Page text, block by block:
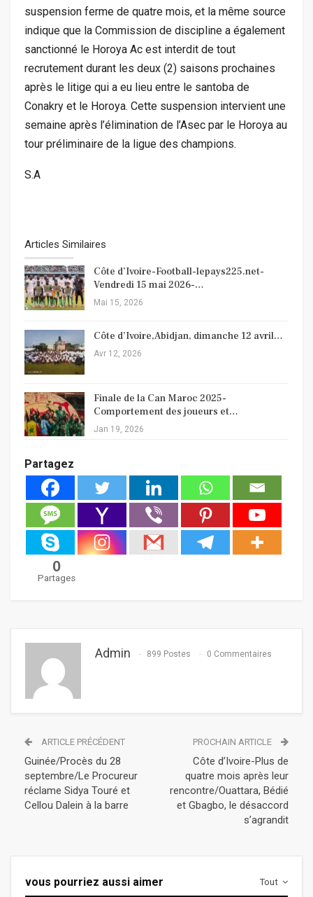
suspension ferme de quatre mois, et la même source
indique que la Commission de discipline a également
sanctionné le Horoya Ac est interdit de tout
recrutement durant les deux (2) saisons prochaines
après le litige qui a eu lieu entre le santoba de
Conakry et le Horoya. Cette suspension intervient une
semaine après l’élimination de l’Asec par le Horoya au
tour préliminaire de la ligue des champions.
S.A
Articles Similaires
Côte d’Ivoire-Football-lepays225.net-
Vendredi 15 mai 2026-…
Mai 15, 2026
Côte d’Ivoire,Abidjan, dimanche 12 avril…
Avr 12, 2026
Finale de la Can Maroc 2025-
Comportement des joueurs et…
Jan 19, 2026
Partagez
0
Partages
Admin 899 Postes 0 Commentaires
ARTICLE PRÉCÉDENT
Guinée/Procès du 28
septembre/Le Procureur
réclame Sidya Touré et
Cellou Dalein à la barre
PROCHAIN ARTICLE
Côte d’Ivoire-Plus de
quatre mois après leur
rencontre/Ouattara, Bédié
et Gbagbo, le désaccord
s’agrandit
Tout
vous pourriez aussi aimer